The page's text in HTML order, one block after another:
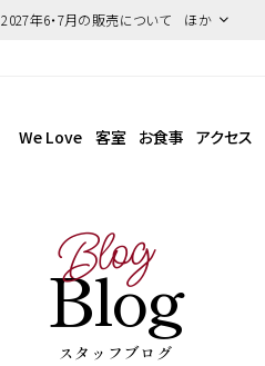
2027年6・7月の販売について ほか
We Love 客室 お食事 アクセス
Blog
Blog
スタッフブログ